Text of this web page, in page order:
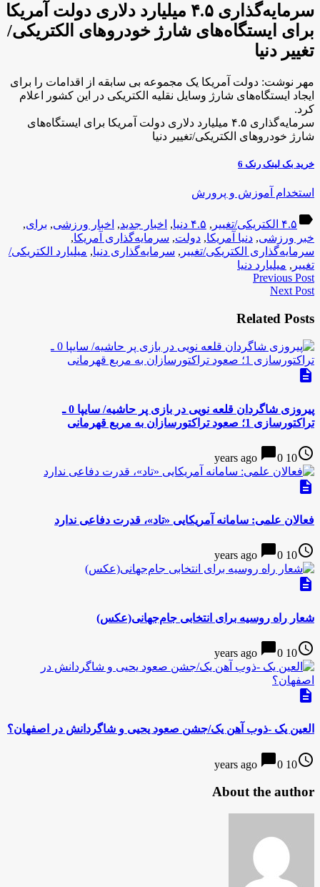
سرمایه‌گذاری ۴.۵ میلیارد دلاری دولت آمریکا
برای ایستگاه‌های شارژ خودروهای الکتریکی/
تغییر دنیا
مهر نوشت: دولت آمریکا یک مجموعه بی سابقه از اقدامات را برای
ایجاد ایستگاه‌های شارژ وسایل نقلیه الکتریکی در این کشور اعلام
کرد.
سرمایه‌گذاری ۴.۵ میلیارد دلاری دولت آمریکا برای ایستگاه‌های
شارژ خودروهای الکتریکی/تغییر دنیا
خرید بک لینک رنک 6
استخدام آموزش و پرورش
label ۴.۵ الکتریکی/تغییر , ۴.۵ دنیا , اخبار جدید, اخبار ورزشی, برای,
خبر ورزشی, دنیا آمریکا, دولت, سرمایه‌گذاری آمریکا,
سرمایه‌گذاری الکتریکی/تغییر , سرمایه‌گذاری دنیا, میلیارد الکتریکی/
تغییر , میلیارد دنیا
Previous Post
Next Post
Related Posts
description
پیروزی شاگردان قلعه نویی در بازی پر حاشیه/ سایپا 0 ـ
تراکتورسازی 1؛ صعود تراکتورسازان به مربع قهرمانی
access_time
10 years ago
chat_bubble0
description
فعالان علمی: سامانه آمریکایی «تاد»، قدرت دفاعی ندارد
access_time
10 years ago
chat_bubble0
description
شعار راه روسیه برای انتخابی جام‌جهانی(عکس)
access_time
10 years ago
chat_bubble0
description
العین یک -ذوب آهن یک/جشن صعود یحیی و شاگردانش در اصفهان؟
access_time
10 years ago
chat_bubble0
About the author